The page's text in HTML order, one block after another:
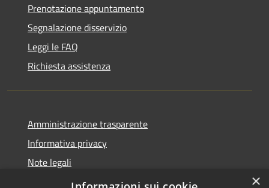
Prenotazione appuntamento
Segnalazione disservizio
Leggi le FAQ
Richiesta assistenza
Amministrazione trasparente
Informativa privacy
Note legali
Dichiarazione di accessibilità
×